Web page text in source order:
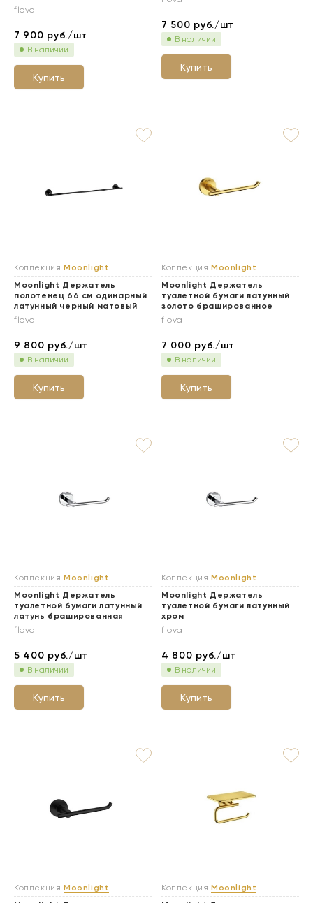
flova
7 900 руб./шт
В наличии
Купить
7 500 руб./шт
В наличии
Купить
Коллекция Moonlight
Moonlight Держатель
полотенец 66 см одинарный
латунный черный матовый
flova
9 800 руб./шт
В наличии
Купить
Коллекция Moonlight
Moonlight Держатель
туалетной бумаги латунный
золото брашированное
flova
7 000 руб./шт
В наличии
Купить
Коллекция Moonlight
Moonlight Держатель
туалетной бумаги латунный
латунь брашированная
flova
5 400 руб./шт
В наличии
Купить
Коллекция Moonlight
Moonlight Держатель
туалетной бумаги латунный
хром
flova
4 800 руб./шт
В наличии
Купить
Коллекция Moonlight
Коллекция Moonlight